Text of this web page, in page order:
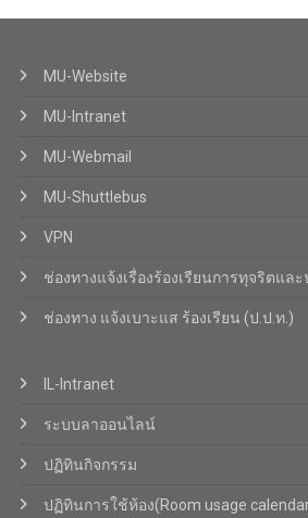
MU-Website
MU-Intranet
MU-Webmail
MU-Shuttlebus
VPN
ช่องทางแจ้งเรื่องร้องเรียนการทุจริตแล
ช่องทาง แจ้งเบาะแส ร้องเรียน (ป.ป.ท.)
IL-Intranet
ระบบลาออนไลน์
ปฏิทินกิจกรรม
ปฏิทินการใช้ห้อง(Room usage